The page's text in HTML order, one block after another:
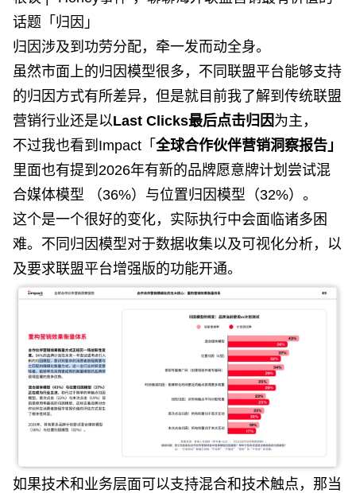
话题「归因」
归因涉及到功劳分配，牵一发而动全身。
虽然市面上的归因模型很多，不同联盟平台能够支持
的归因方式有所差异，但是就目前我了解到传统联盟
营销行业还是以Last Clicks最后点击归因 为主，
不过我也看到Impact「 全球合作伙伴营销洞察报告」
里面也有提到2026年有新的品牌愿意牌计划尝试混
合媒体模型 （36%）与位置归因模型（32%）。
这个是一个很好的变化，实际执行中会面临诸多困
难。不同归因模型对于数据收集以及可视化分析，以
及要求联盟平台增强版的功能开通。
如果技术和业务层面可以支持混合和技术触点，那当